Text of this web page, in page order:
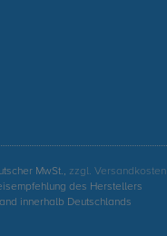
MwSt., zzgl. Versandkosten
des Herstellers
innerhalb Deutschlands